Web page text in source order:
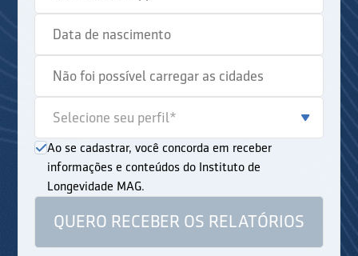
Ao se cadastrar, você concorda em receber
informações e conteúdos do Instituto de
Longevidade MAG.